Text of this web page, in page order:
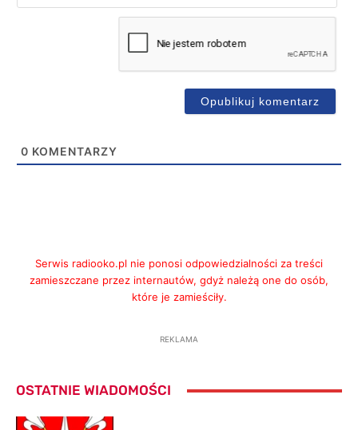
0 KOMENTARZY
Serwis radiooko.pl nie ponosi odpowiedzialności za treści
zamieszczane przez internautów, gdyż należą one do osób,
które je zamieściły.
REKLAMA
OSTATNIE WIADOMOŚCI